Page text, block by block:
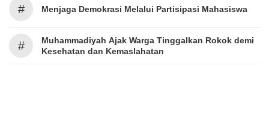
# Menjaga Demokrasi Melalui Partisipasi Mahasiswa
#
Muhammadiyah Ajak Warga Tinggalkan Rokok demi
Kesehatan dan Kemaslahatan